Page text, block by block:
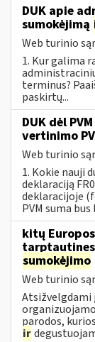
DUK apie
sumokėjimą
Web turinio
1. Kur galima
terminus?
paskirtų...
DUK dėl
vertinimo
Web turinio
1. Kokie nauji
deklaraciją
deklaracijoje
PVM suma
kitų
sumokėjimo
Web turinio
Atsižvelgdami
parodos,
ir